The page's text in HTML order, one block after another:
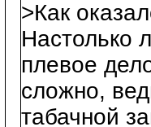
>Как
Настолько
плевое
сложно,
табачной